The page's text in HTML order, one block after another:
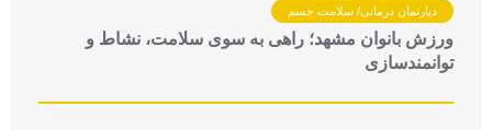
دپارتمان درمانی/ سلامت جسم
ورزش بانوان مشهد؛ راهی به سوی سلامت، نشاط و
توانمندسازی